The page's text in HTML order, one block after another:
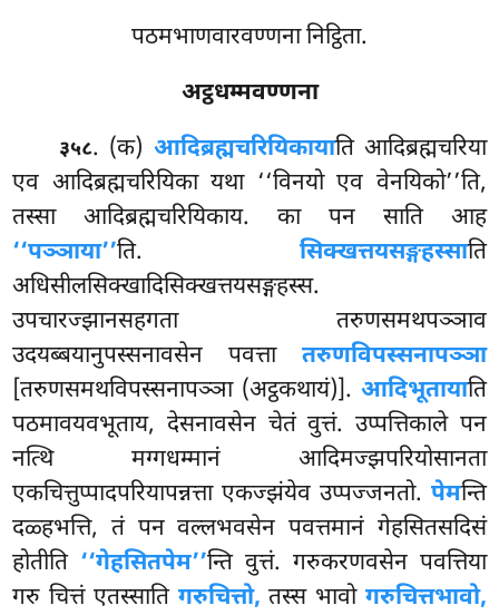
पठमभाणवारवण्णना निट्ठिता.
अट्ठधम्मवण्णना
३५८. (क) आदिब्रह्मचरियिकायाति आदिब्रह्मचरिया
एव आदिब्रह्मचरियिका यथा ‘‘विनयो एव वेनयिको’’ति,
तस्सा आदिब्रह्मचरियिकाय. का पन साति आह
‘‘पञ्ञाया’’ति. सिक्खत्तयसङ्गहस्साति
अधिसीलसिक्खादिसिक्खत्तयसङ्गहस्स.
उपचारज्झानसहगता तरुणसमथपञ्ञाव
उदयब्बयानुपस्सनावसेन पवत्ता तरुणविपस्सनापञ्ञा
[तरुणसमथविपस्सनापञ्ञा (अट्ठकथायं)]. आदिभूतायाति
पठमावयवभूताय, देसनावसेन चेतं वुत्तं. उप्पत्तिकाले पन
नत्थि मग्गधम्मानं आदिमज्झपरियोसानता
एकचित्तुप्पादपरियापन्नत्ता एकज्झंयेव उप्पज्जनतो. पेमन्ति
दळ्हभत्ति, तं पन वल्लभवसेन पवत्तमानं गेहसितसदिसं
होतीति ‘‘गेहसितपेम’’न्ति वुत्तं. गरुकरणवसेन पवत्तिया
गरु चित्तं एतस्साति गरुचित्तो, तस्स भावो गरुचित्तभावो,